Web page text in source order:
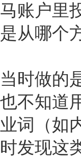
马账户里
是从哪个
当时做的
也不知道
业词（如
时发现这